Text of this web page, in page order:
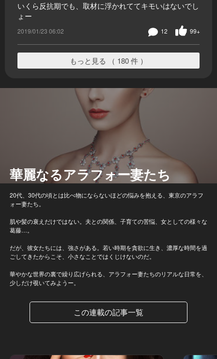
いくら反抗期でも、取材に浮かれててキモいはないでし
ょー
2019/01/23 06:02 99+
12
もっと見る （ 180 件 ）
華麗なるアラフォー妻たち
20代、30代の頃とは比べ物にならないほどの悩みを抱える、東京のアラフ
ォー妻たち。
肌や髪の衰えだけではない。夫との関係、子育ての苦悩、女としての様々な
葛藤…。
だが、彼女たちには、強さがある。若い時期を貪欲に生き、濃厚な時間を過
ごしてきたからこそ、小さなことではくじけないのだ。
華やかな世界の裏で繰り広げられる、アラフォー妻たちのリアルな日常を、
少しだけ覗いてみようー。
この連載の記事一覧